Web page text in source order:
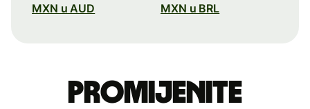
MXN u AUD MXN u BRL
Promijenite